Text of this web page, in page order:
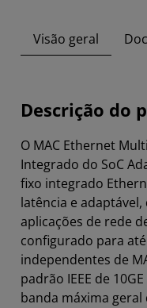
Visão geral
Descrição do
O MAC Ethernet
Integrado do SoC
fixo integrado
latência e
aplicações de rede
configurado para
independentes de
padrão IEEE de
banda máxima geral